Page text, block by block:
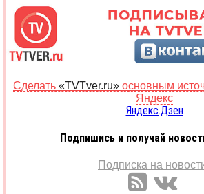
Сделать «TVTver.ru» основным
Яндекс
Яндекс.Дзен
Подпишись и получай
Подписка на